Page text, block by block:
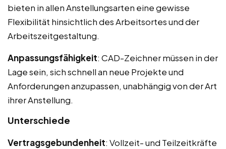
bieten in allen Anstellungsarten eine gewisse
Flexibilität hinsichtlich des Arbeitsortes und der
Arbeitszeitgestaltung.
Anpassungsfähigkeit: CAD-Zeichner müssen in der
Lage sein, sich schnell an neue Projekte und
Anforderungen anzupassen, unabhängig von der Art
ihrer Anstellung.
Unterschiede
Vertragsgebundenheit: Vollzeit- und Teilzeitkräfte